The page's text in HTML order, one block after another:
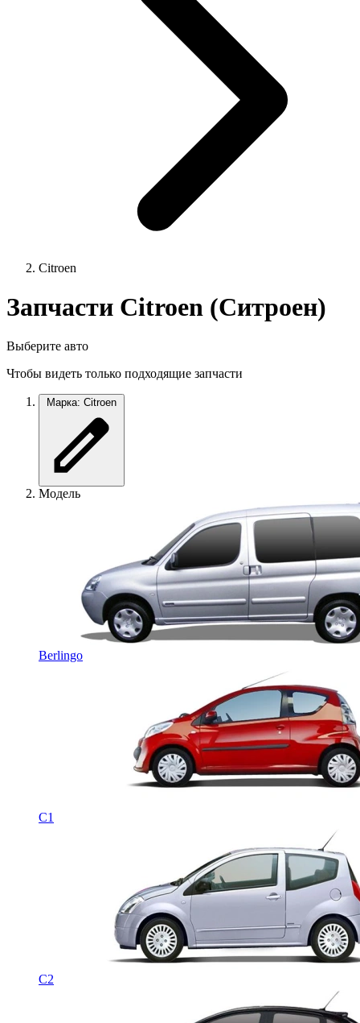
Citroen
Запчасти Citroen (Ситроен)
Выберите авто
Чтобы видеть только подходящие запчасти
Марка: Citroen
Модель
Berlingo
C1
C2